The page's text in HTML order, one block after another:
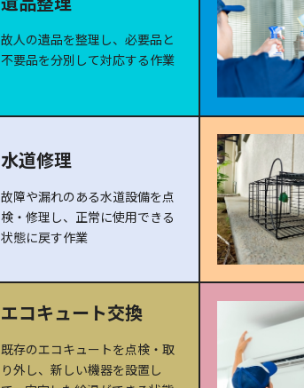
故人の遺品を整理し、必要品と
不要品を分別して対応する作業
水道修理
故障や漏れのある水道設備を点
検・修理し、正常に使用できる
状態に戻す作業
エコキュート交換
既存のエコキュートを点検・取
り外し、新しい機器を設置し